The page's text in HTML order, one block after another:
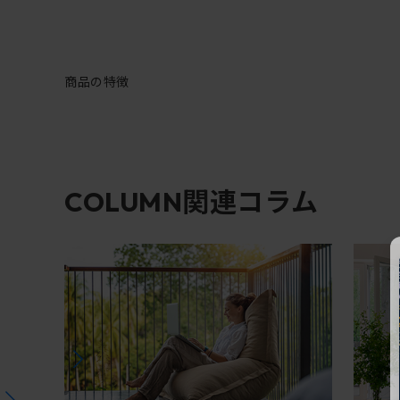
商品の特徴
COLUMN関連コラム